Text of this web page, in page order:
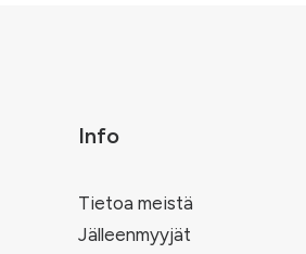
Info
Tietoa meistä
Jälleenmyyjät